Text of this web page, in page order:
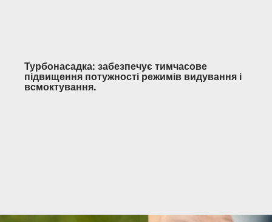
Турбонасадка: забезпечує тимчасове
підвищення потужності режимів видування і
всмоктування.